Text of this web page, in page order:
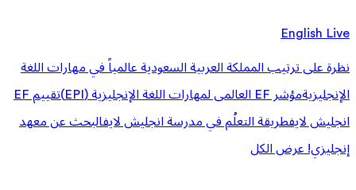
English Live
نظرة على ترتيب المملكة العربية السعودية عالمياً في مهارات اللغة
الإنجليزيةمؤشر EF العالمى لمهارات اللغة الإنجليزية (EPI)
تقييم EF
انجليش لايفطريقة التعلُم في مدرسة انجليش لايفالبحث عن معهد
إنجليزي! عرض الكل